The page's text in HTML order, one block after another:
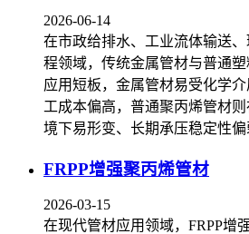
2026-06-14
在市政给排水、工业流体输送
程领域，传统金属管材与普通
应用短板，金属管材易受化学
工成本偏高，普通聚丙烯管材
境下易形变、长期承压稳定性
FRPP增强聚丙烯管材
2026-03-15
在现代管材应用领域，FRPP增